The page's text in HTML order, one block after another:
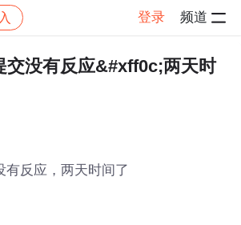
登录 频道
帖子详情
交没有反应&#xff0c;两天时
有反应，两天时间了